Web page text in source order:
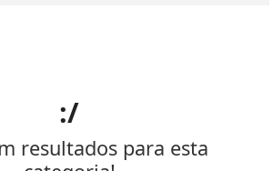
:/
resultados para esta